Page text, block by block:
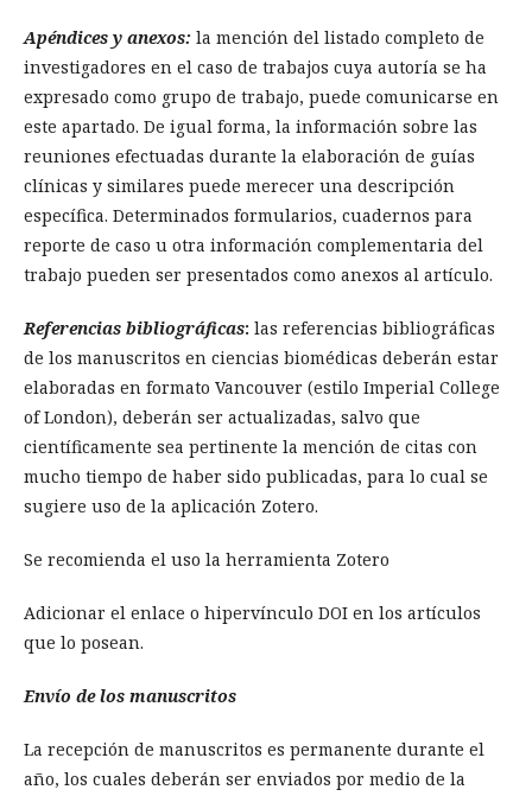
Apéndices y anexos: la mención del listado completo de
investigadores en el caso de trabajos cuya autoría se ha
expresado como grupo de trabajo, puede comunicarse en
este apartado. De igual forma, la información sobre las
reuniones efectuadas durante la elaboración de guías
clínicas y similares puede merecer una descripción
específica. Determinados formularios, cuadernos para
reporte de caso u otra información complementaria del
trabajo pueden ser presentados como anexos al artículo.
Referencias bibliográficas: las referencias bibliográficas
de los manuscritos en ciencias biomédicas deberán estar
elaboradas en formato Vancouver (estilo Imperial College
of London), deberán ser actualizadas, salvo que
científicamente sea pertinente la mención de citas con
mucho tiempo de haber sido publicadas, para lo cual se
sugiere uso de la aplicación Zotero.
Se recomienda el uso la herramienta Zotero
Adicionar el enlace o hipervínculo DOI en los artículos
que lo posean.
Envío de los manuscritos
La recepción de manuscritos es permanente durante el
año, los cuales deberán ser enviados por medio de la